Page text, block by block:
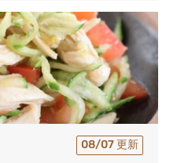
08/07 更新